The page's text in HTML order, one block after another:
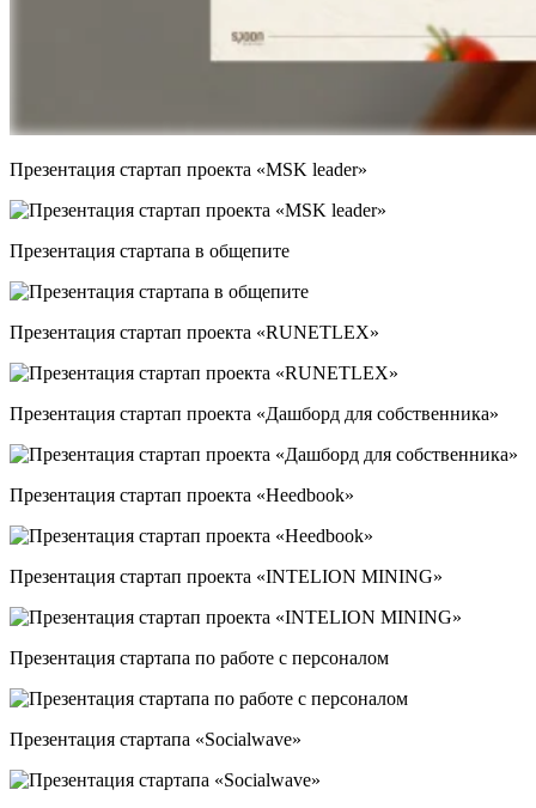
Презентация стартап проекта «MSK leader»
Презентация стартапа в общепите
Презентация стартап проекта «RUNETLEX»
Презентация стартап проекта «Дашборд для собственника»
Презентация стартап проекта «Heedbook»
Презентация стартап проекта «INTELION MINING»
Презентация стартапа по работе с персоналом
Презентация стартапа «Socialwave»